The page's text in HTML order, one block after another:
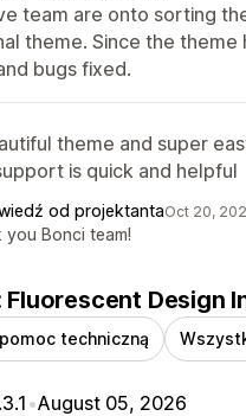
team are onto sorting
theme. Since the theme
bugs fixed.
theme and super
is quick and helpful
od projektantaOct 20,
you Bonci team!
Fluorescent Design
techniczną
•August 05, 2026